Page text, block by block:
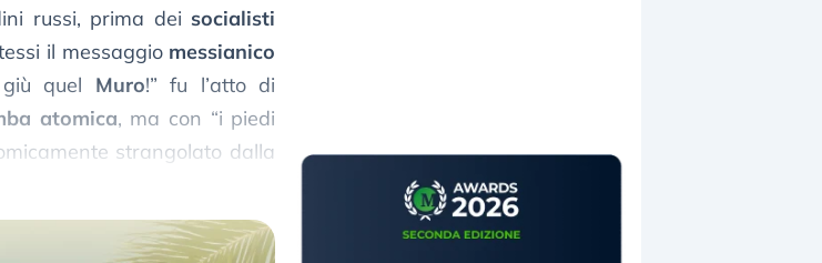
russi, prima dei socialisti
il messaggio messianico
quel Muro!” fu l’atto di
atomica, ma con “i piedi
strangolato dalla